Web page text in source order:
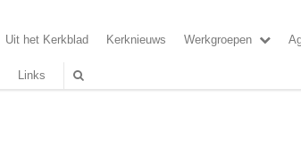
Uit het Kerkblad Kerknieuws Werkgroepen
Links